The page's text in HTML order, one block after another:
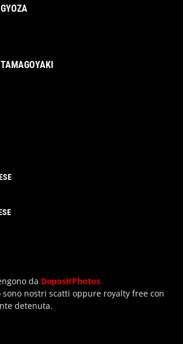
GYOZA
TAMAGOYAKI
da DepositPhotos
nostri scatti oppure royalty free con
detenuta.